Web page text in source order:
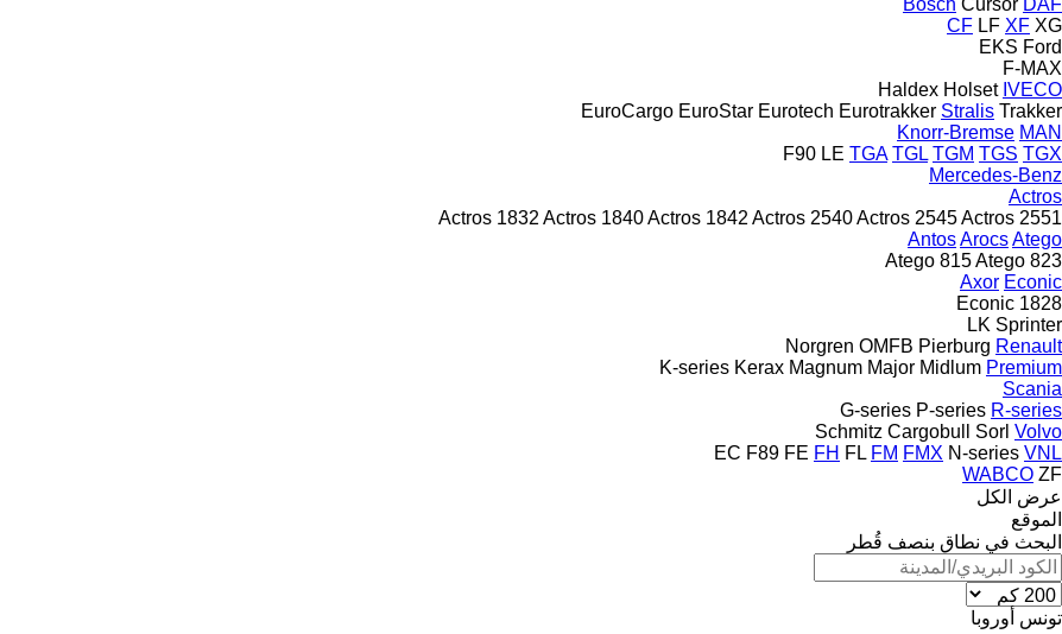
CF LF XF XG
EKS Ford
F-MAX
Haldex Holset IVECO
EuroCargo EuroStar Eurotech Eurotrakker Stralis Trakker
Knorr-Bremse MAN
F90 LE TGA TGL TGM TGS TGX
Mercedes-Benz
Actros
Actros 1832 Actros 1840Actros 1842 Actros 2540Actros 2545Actros 2551
AntosArocsAtego
Atego 815Atego 823
Axor Econic
Econic 1828
LK Sprinter
Norgren OMFB Pierburg Renault
K-series Kerax Magnum Major Midlum Premium
Scania
G-series P-series R-series
Schmitz Cargobull
Sorl Volvo
EC F89 FE FH FL FM FMX N-series VNL
WABCO ZF
عرض الكل
الموقع
البحث في نطاق بنصف قُطر
تونس أوروبا